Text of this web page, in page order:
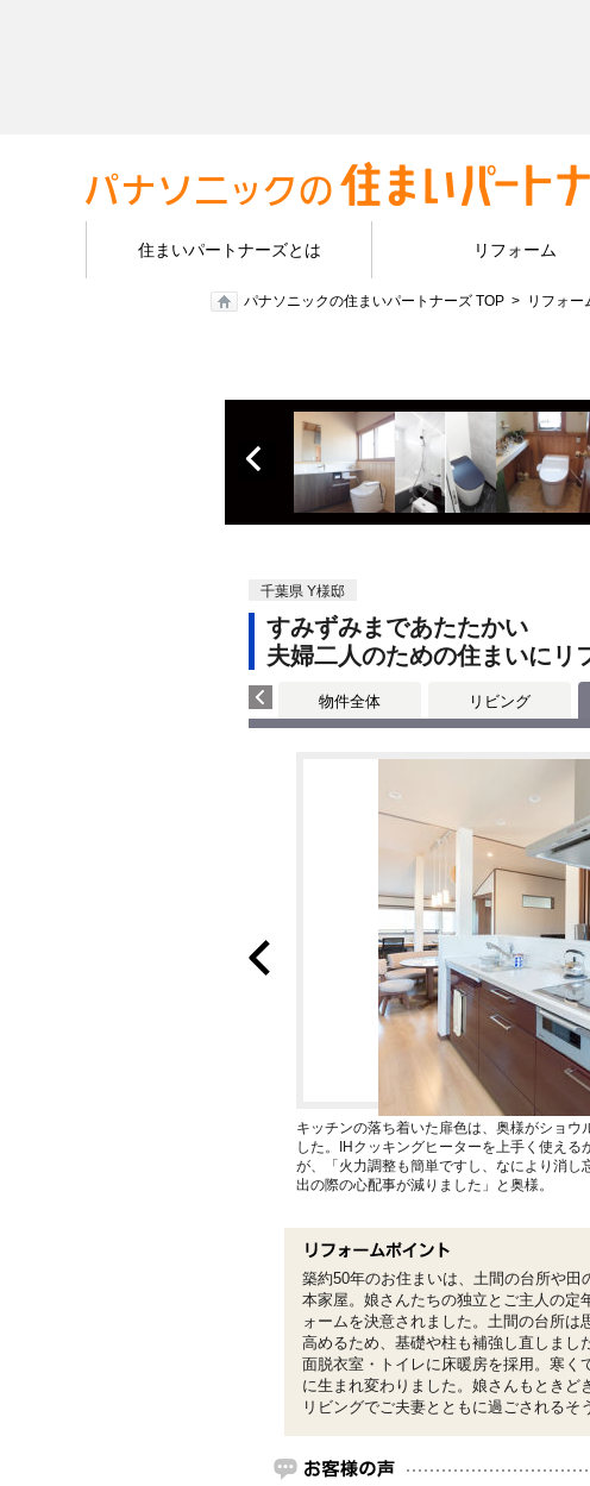
住まいパートナーズとは リフォーム
パナソニックの住まいパートナーズ TOP リフォー
千葉県 Y様邸
すみずみまであたたかい
夫婦二人のための住まいにリ
物件全体 リビング
キッチンの落ち着いた扉色は、奥様がショウ
した。IHクッキングヒーターを上手く使える
が、「火力調整も簡単ですし、なにより消し
出の際の心配事が減りました」と奥様。
築約50年のお住まいは、土間の台所や田
本家屋。娘さんたちの独立とご主人の定
ォームを決意されました。土間の台所は
高めるため、基礎や柱も補強し直しまし
面脱衣室・トイレに床暖房を採用。寒く
に生まれ変わりました。娘さんもときど
リビングでご夫妻とともに過ごされるそ